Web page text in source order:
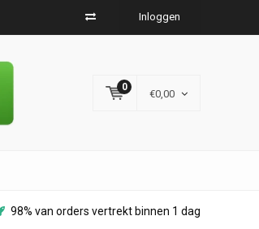
Inloggen
0
€0,00
98% van orders vertrekt binnen 1 dag